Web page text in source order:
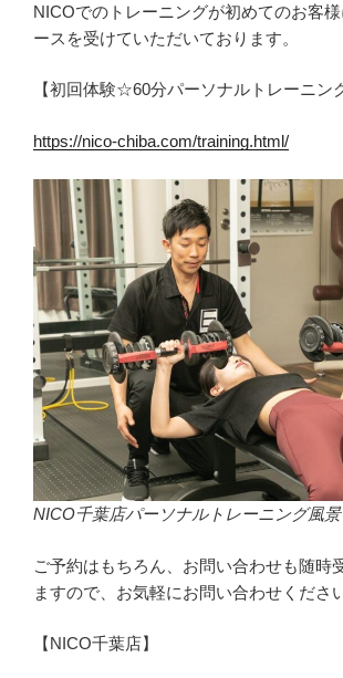
NICOでのトレーニングが初めてのお客
ースを受けていただいております。
【初回体験☆60分パーソナルトレーニン
https://nico-chiba.com/training.html/
NICO千葉店パーソナルトレーニング風景
ご予約はもちろん、お問い合わせも随時
ますので、お気軽にお問い合わせくださ
【NICO千葉店】